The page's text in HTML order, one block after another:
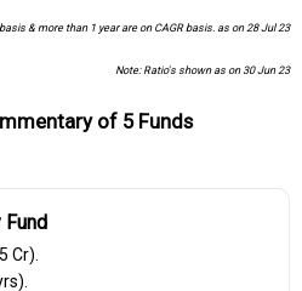
& more than 1 year are on CAGR basis. as on 28 Jul 23
Note: Ratio's shown as on 30 Jun 23
of 5 Funds
Fund
Cr).